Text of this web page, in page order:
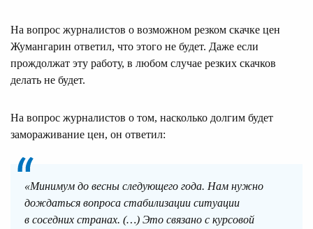
На вопрос журналистов о возможном резком скачке цен
Жумангарин ответил, что этого не будет. Даже если
прождолжат эту работу, в любом случае резких скачков
делать не будет.
На вопрос журналистов о том, насколько долгим будет
замораживание цен, он ответил:
«Минимум до весны следующего года. Нам нужно
дождаться вопроса стабилизации ситуации
в соседних странах. (…) Это связано с курсовой